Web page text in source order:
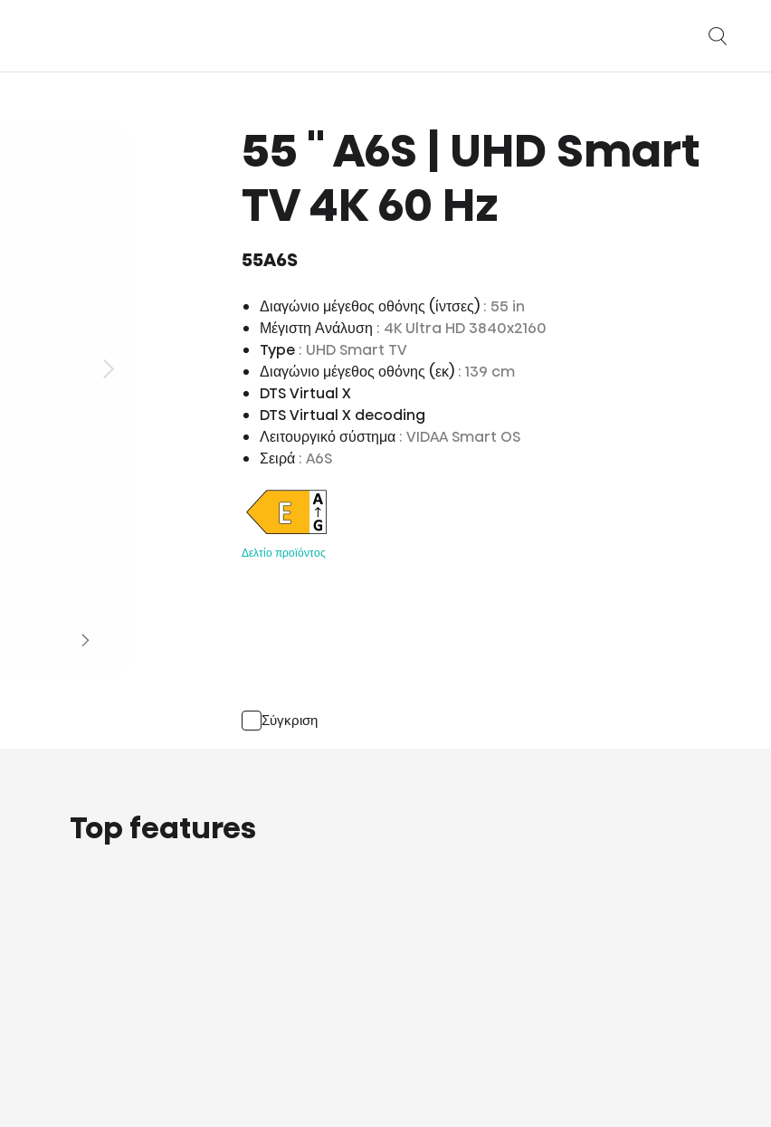
55 '' A6S | UHD Smart
TV 4K 60 Hz
55A6S
Διαγώνιο μέγεθος οθόνης (ίντσες) : 55 in
Μέγιστη Ανάλυση : 4K Ultra HD 3840x2160
Type : UHD Smart TV
Διαγώνιο μέγεθος οθόνης (εκ) : 139 cm
DTS Virtual X
DTS Virtual X decoding
Λειτουργικό σύστημα : VIDAA Smart OS
Σειρά : A6S
Δελτίο προϊόντος
Σύγκριση
Top features